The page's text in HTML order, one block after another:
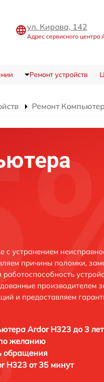
ул. Кирова, 142
Адрес сервисного центра
Ремонт устройств
Ремонт
устранением
причины поломки,
производителем
и предоставляем
Ardor H323 до 3 лет
желанию
обращения
H323 от 35 минут